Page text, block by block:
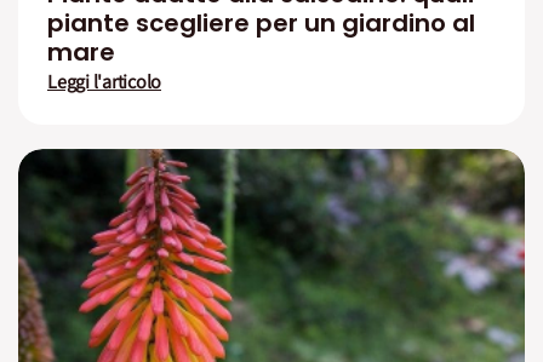
piante scegliere per un giardino al
mare
Leggi l'articolo